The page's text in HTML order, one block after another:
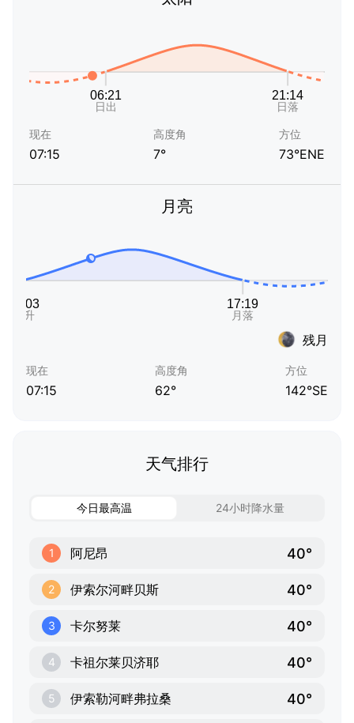
现在
07:15
高度角
7°
方位
73°ENE
月亮
残月
现在
07:15
高度角
62°
方位
142°SE
天气排行
今日最高温 24小时降水量
1 阿尼昂 40°
2 伊索尔河畔贝斯 40°
3 卡尔努莱 40°
4 卡祖尔莱贝济耶 40°
5 伊索勒河畔弗拉桑 40°